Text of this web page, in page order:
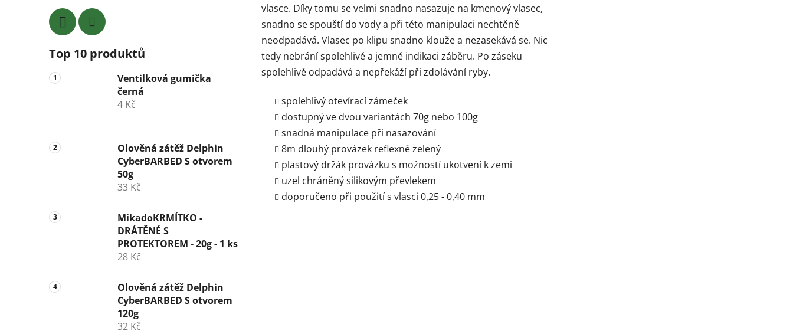
Top 10 produktů
Ventilková gumička
černá
4 Kč
Olověná zátěž Delphin
CyberBARBED S otvorem
50g
33 Kč
MikadoKRMÍTKO -
DRÁTĚNÉ S
PROTEKTOREM - 20g - 1 ks
28 Kč
Olověná zátěž Delphin
CyberBARBED S otvorem
120g
32 Kč
vlasce. Díky tomu se velmi snadno nasazuje na kmenový vlasec,
snadno se spouští do vody a při této manipulaci nechtěně
neodpadává. Vlasec po klipu snadno klouže a nezasekává se. Nic
tedy nebrání spolehlivé a jemné indikaci záběru. Po záseku
spolehlivě odpadává a nepřekáží při zdolávání ryby.
spolehlivý otevírací zámeček
dostupný ve dvou variantách 70g nebo 100g
snadná manipulace při nasazování
8m dlouhý provázek reflexně zelený
plastový držák provázku s možností ukotvení k zemi
uzel chráněný silikovým převlekem
doporučeno při použití s vlasci 0,25 - 0,40 mm